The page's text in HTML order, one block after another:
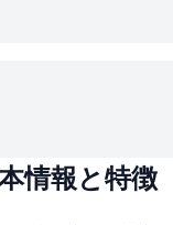
情報と特徴